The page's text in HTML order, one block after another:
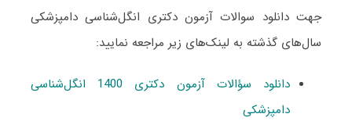
جهت دانلود سوالات آزمون دکتری انگل‌شناسی دامپزشکی
سال‌های گذشته به لینک‌های زیر مراجعه نمایید:
دانلود سؤالات آزمون دکتری 1400 انگل‌شناسی
دامپزشکی